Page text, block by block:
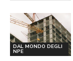
DAL MONDO DEGLI
NPE